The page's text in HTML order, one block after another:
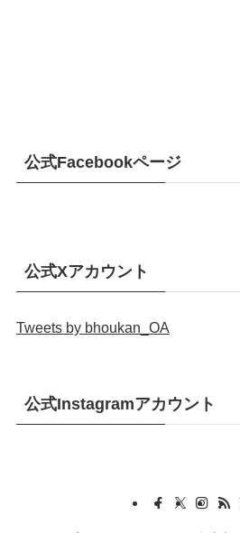
公式Facebookページ
公式Xアカウント
Tweets by bhoukan_OA
公式Instagramアカウント